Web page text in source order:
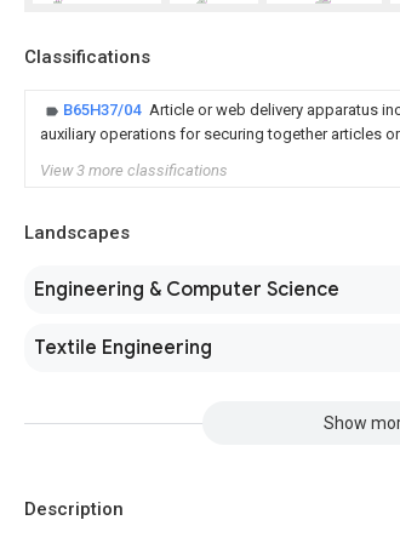
Classifications
B65H37/04 Article or web delivery apparatus
auxiliary operations for securing together articles
View 3 more classifications
Landscapes
Engineering & Computer Science
Textile Engineering
Show
Description